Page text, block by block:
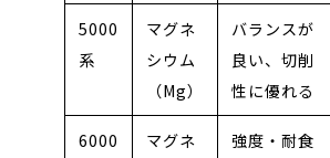
5000
系
マグネ
シウム
（Mg）
バランスが
良い、切削
性に優れる
6000
マグネ
強度・耐食